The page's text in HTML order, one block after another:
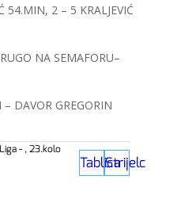
54.MIN, 2 – 5 KRALJEVIĆ
NA SEMAFORU–
DAVOR GREGORIN